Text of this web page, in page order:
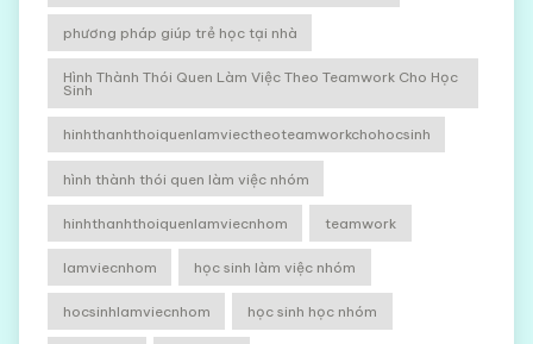
phương pháp giúp trẻ học tại nhà
Hình Thành Thói Quen Làm Việc Theo Teamwork Cho Học
Sinh
hinhthanhthoiquenlamviectheoteamworkchohocsinh
hình thành thói quen làm việc nhóm
hinhthanhthoiquenlamviecnhom teamwork
lamviecnhom học sinh làm việc nhóm
hocsinhlamviecnhom học sinh học nhóm